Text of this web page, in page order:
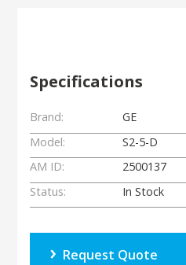
Specifications
Brand:
GE
Model:
S2-5-D
AM ID:
2500137
Status:
In Stock
Request Quote